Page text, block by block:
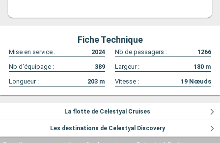
Fiche Technique
Mise en service : 2024 Nb de passagers :
1266
Nb d'équipage :
389 Largeur : 180 m
Longueur :
203 m Vitesse : 19 Nœuds
La flotte de Celestyal Cruises
Les destinations de Celestyal Discovery